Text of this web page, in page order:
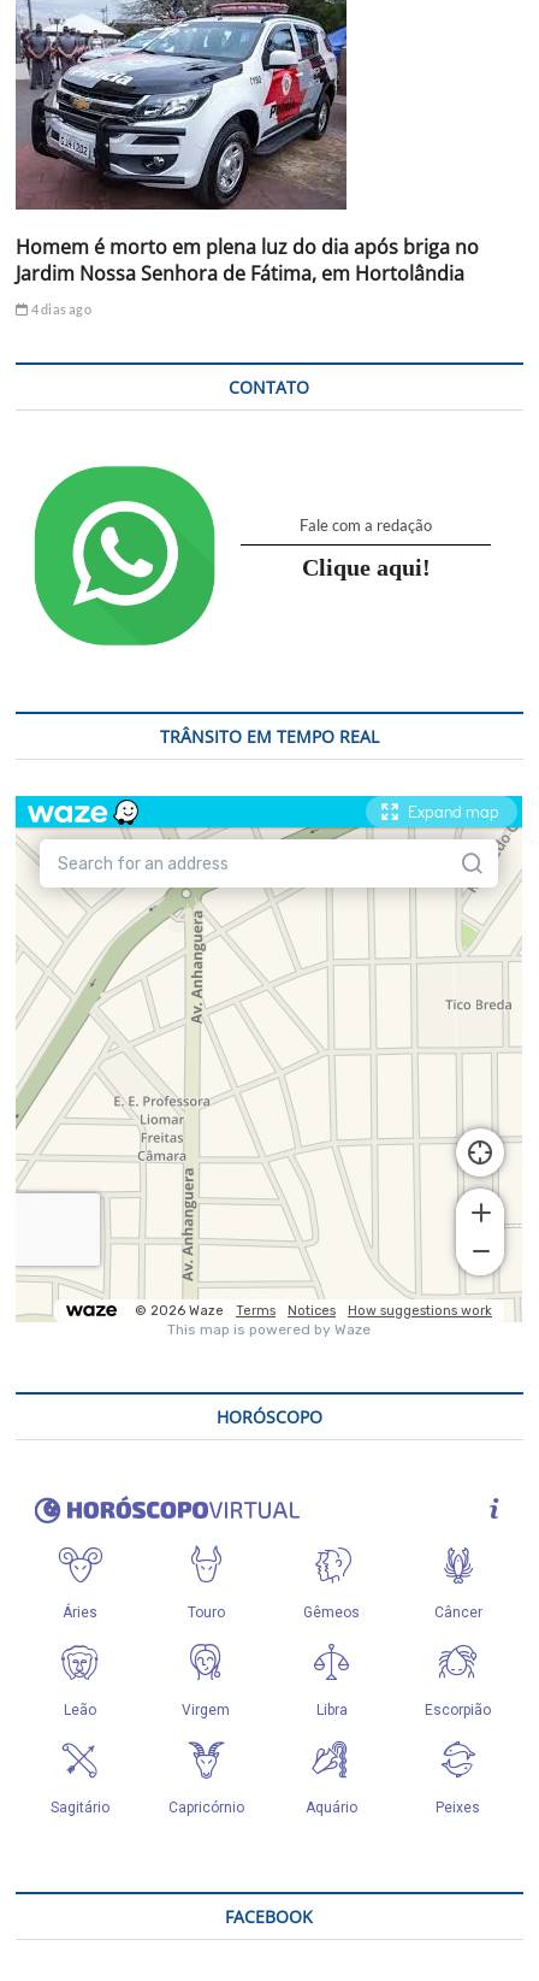
Homem é morto em plena luz do dia após briga no
Jardim Nossa Senhora de Fátima, em Hortolândia
4 dias ago
CONTATO
Fale com a redação
Clique aqui!
TRÂNSITO EM TEMPO REAL
HORÓSCOPO
FACEBOOK